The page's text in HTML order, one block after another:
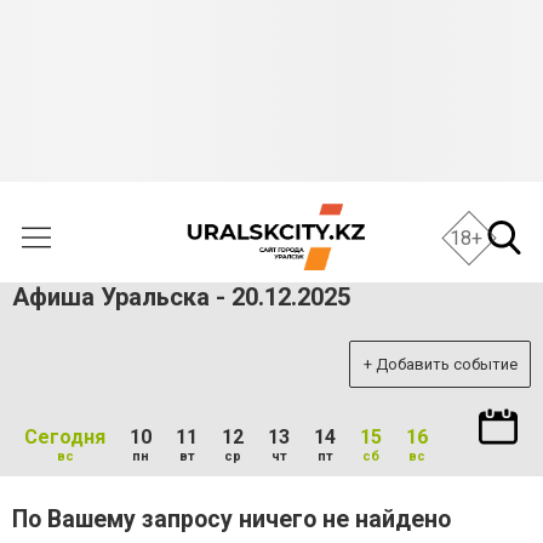
18+
Афиша Уральска - 20.12.2025
+ Добавить событие
Сегодня
вс
10
пн
11
вт
12
ср
13
чт
14
пт
15
сб
16
вс
По Вашему запросу ничего не найдено